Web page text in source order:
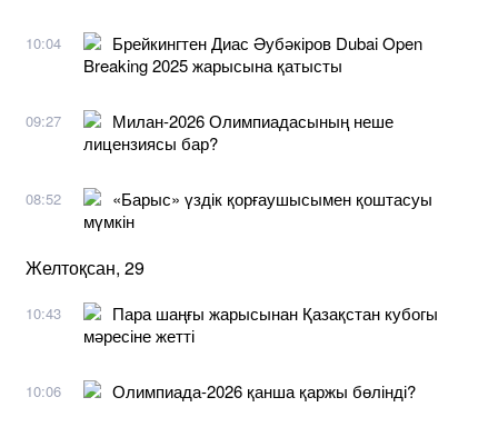
10:04
Брейкингтен Диас Әубәкіров Dubai Open
Breaking 2025 жарысына қатысты
09:27
Милан-2026 Олимпиадасының неше
лицензиясы бар?
08:52
«Барыс» үздік қорғаушысымен қоштасуы
мүмкін
Желтоқсан, 29
10:43
Пара шаңғы жарысынан Қазақстан кубогы
мәресіне жетті
10:06 Олимпиада-2026 қанша қаржы бөлінді?